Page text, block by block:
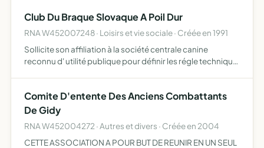
Club Du Braque Slovaque A Poil Dur
RNA W452007248 · Loisirs et vie sociale · Créée en 1991
Sollicite son affiliation à la société centrale canine
reconnu d' utilité publique pour définir les régle technique
Comite D'entente Des Anciens Combattants
De Gidy
RNA W452004272 · Autres et divers · Créée en 2004
CETTE ASSOCIATION A POUR BUT DE REUNIR EN UN SEUL